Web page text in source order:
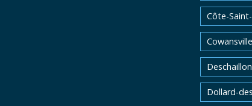
Côte-
Cowansville
Dollard-